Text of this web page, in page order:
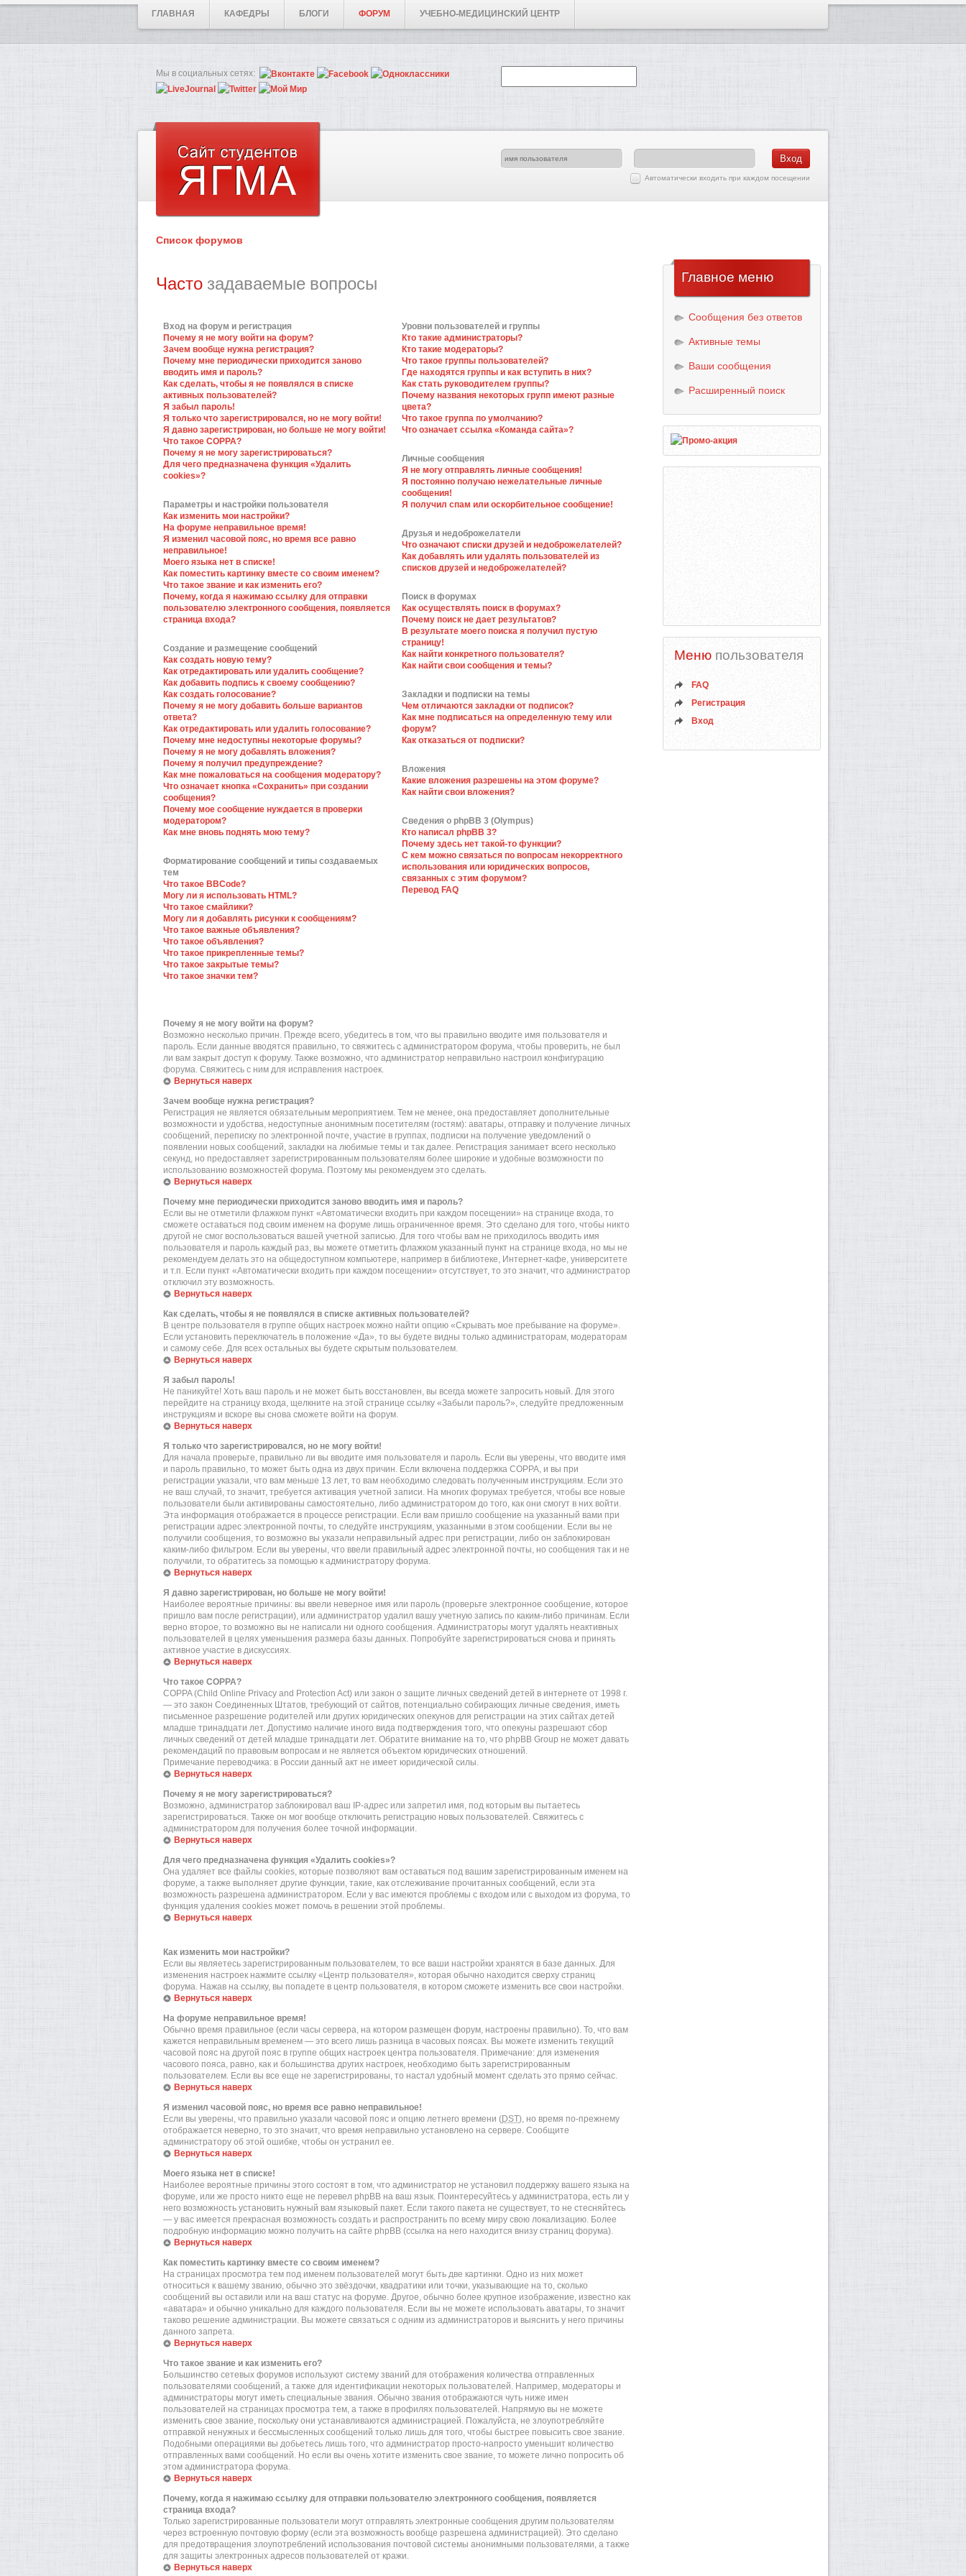
ГЛАВНАЯ КАФЕДРЫ БЛОГИ ФОРУМ УЧЕБНО-МЕДИЦИНСКИЙ ЦЕНТР
Мы в социальных сетях:
Автоматически входить при каждом посещении
Список форумов
Часто задаваемые вопросы
Вход на форум и регистрация
Почему я не могу войти на форум?
Зачем вообще нужна регистрация?
Почему мне периодически приходится заново
вводить имя и пароль?
Как сделать, чтобы я не появлялся в списке
активных пользователей?
Я забыл пароль!
Я только что зарегистрировался, но не могу войти!
Я давно зарегистрирован, но больше не могу войти!
Что такое COPPA?
Почему я не могу зарегистрироваться?
Для чего предназначена функция «Удалить
cookies»?
Параметры и настройки пользователя
Как изменить мои настройки?
На форуме неправильное время!
Я изменил часовой пояс, но время все равно
неправильное!
Моего языка нет в списке!
Как поместить картинку вместе со своим именем?
Что такое звание и как изменить его?
Почему, когда я нажимаю ссылку для отправки
пользователю электронного сообщения, появляется
страница входа?
Создание и размещение сообщений
Как создать новую тему?
Как отредактировать или удалить сообщение?
Как добавить подпись к своему сообщению?
Как создать голосование?
Почему я не могу добавить больше вариантов
ответа?
Как отредактировать или удалить голосование?
Почему мне недоступны некоторые форумы?
Почему я не могу добавлять вложения?
Почему я получил предупреждение?
Как мне пожаловаться на сообщения модератору?
Что означает кнопка «Сохранить» при создании
сообщения?
Почему мое сообщение нуждается в проверки
модератором?
Как мне вновь поднять мою тему?
Форматирование сообщений и типы создаваемых
тем
Что такое BBCode?
Могу ли я использовать HTML?
Что такое смайлики?
Могу ли я добавлять рисунки к сообщениям?
Что такое важные объявления?
Что такое объявления?
Что такое прикрепленные темы?
Что такое закрытые темы?
Что такое значки тем?
Уровни пользователей и группы
Кто такие администраторы?
Кто такие модераторы?
Что такое группы пользователей?
Где находятся группы и как вступить в них?
Как стать руководителем группы?
Почему названия некоторых групп имеют разные
цвета?
Что такое группа по умолчанию?
Что означает ссылка «Команда сайта»?
Личные сообщения
Я не могу отправлять личные сообщения!
Я постоянно получаю нежелательные личные
сообщения!
Я получил спам или оскорбительное сообщение!
Друзья и недоброжелатели
Что означают списки друзей и недоброжелателей?
Как добавлять или удалять пользователей из
списков друзей и недоброжелателей?
Поиск в форумах
Как осуществлять поиск в форумах?
Почему поиск не дает результатов?
В результате моего поиска я получил пустую
страницу!
Как найти конкретного пользователя?
Как найти свои сообщения и темы?
Закладки и подписки на темы
Чем отличаются закладки от подписок?
Как мне подписаться на определенную тему или
форум?
Как отказаться от подписки?
Вложения
Какие вложения разрешены на этом форуме?
Как найти свои вложения?
Сведения о phpBB 3 (Olympus)
Кто написал phpBB 3?
Почему здесь нет такой-то функции?
С кем можно связаться по вопросам некорректного
использования или юридических вопросов,
связанных с этим форумом?
Перевод FAQ
Почему я не могу войти на форум?
Возможно несколько причин. Прежде всего, убедитесь в том, что вы правильно вводите имя пользователя и
пароль. Если данные вводятся правильно, то свяжитесь с администратором форума, чтобы проверить, не был
ли вам закрыт доступ к форуму. Также возможно, что администратор неправильно настроил конфигурацию
форума. Свяжитесь с ним для исправления настроек.
Вернуться наверх
Зачем вообще нужна регистрация?
Регистрация не является обязательным мероприятием. Тем не менее, она предоставляет дополнительные
возможности и удобства, недоступные анонимным посетителям (гостям): аватары, отправку и получение личных
сообщений, переписку по электронной почте, участие в группах, подписки на получение уведомлений о
появлении новых сообщений, закладки на любимые темы и так далее. Регистрация занимает всего несколько
секунд, но предоставляет зарегистрированным пользователям более широкие и удобные возможности по
использованию возможностей форума. Поэтому мы рекомендуем это сделать.
Вернуться наверх
Почему мне периодически приходится заново вводить имя и пароль?
Если вы не отметили флажком пункт «Автоматически входить при каждом посещении» на странице входа, то
сможете оставаться под своим именем на форуме лишь ограниченное время. Это сделано для того, чтобы никто
другой не смог воспользоваться вашей учетной записью. Для того чтобы вам не приходилось вводить имя
пользователя и пароль каждый раз, вы можете отметить флажком указанный пункт на странице входа, но мы не
рекомендуем делать это на общедоступном компьютере, например в библиотеке, Интернет-кафе, университете
и т.п. Если пункт «Автоматически входить при каждом посещении» отсутствует, то это значит, что администратор
отключил эту возможность.
Вернуться наверх
Как сделать, чтобы я не появлялся в списке активных пользователей?
В центре пользователя в группе общих настроек можно найти опцию «Скрывать мое пребывание на форуме».
Если установить переключатель в положение «Да», то вы будете видны только администраторам, модераторам
и самому себе. Для всех остальных вы будете скрытым пользователем.
Вернуться наверх
Я забыл пароль!
Не паникуйте! Хоть ваш пароль и не может быть восстановлен, вы всегда можете запросить новый. Для этого
перейдите на страницу входа, щелкните на этой странице ссылку «Забыли пароль?», следуйте предложенным
инструкциям и вскоре вы снова сможете войти на форум.
Вернуться наверх
Я только что зарегистрировался, но не могу войти!
Для начала проверьте, правильно ли вы вводите имя пользователя и пароль. Если вы уверены, что вводите имя
и пароль правильно, то может быть одна из двух причин. Если включена поддержка COPPA, и вы при
регистрации указали, что вам меньше 13 лет, то вам необходимо следовать полученным инструкциям. Если это
не ваш случай, то значит, требуется активация учетной записи. На многих форумах требуется, чтобы все новые
пользователи были активированы самостоятельно, либо администратором до того, как они смогут в них войти.
Эта информация отображается в процессе регистрации. Если вам пришло сообщение на указанный вами при
регистрации адрес электронной почты, то следуйте инструкциям, указанными в этом сообщении. Если вы не
получили сообщения, то возможно вы указали неправильный адрес при регистрации, либо он заблокирован
каким-либо фильтром. Если вы уверены, что ввели правильный адрес электронной почты, но сообщения так и не
получили, то обратитесь за помощью к администратору форума.
Вернуться наверх
Я давно зарегистрирован, но больше не могу войти!
Наиболее вероятные причины: вы ввели неверное имя или пароль (проверьте электронное сообщение, которое
пришло вам после регистрации), или администратор удалил вашу учетную запись по каким-либо причинам. Если
верно второе, то возможно вы не написали ни одного сообщения. Администраторы могут удалять неактивных
пользователей в целях уменьшения размера базы данных. Попробуйте зарегистрироваться снова и принять
активное участие в дискуссиях.
Вернуться наверх
Что такое COPPA?
COPPA (Child Online Privacy and Protection Act) или закон о защите личных сведений детей в интернете от 1998 г.
— это закон Соединенных Штатов, требующий от сайтов, потенциально собирающих личные сведения, иметь
письменное разрешение родителей или других юридических опекунов для регистрации на этих сайтах детей
младше тринадцати лет. Допустимо наличие иного вида подтверждения того, что опекуны разрешают сбор
личных сведений от детей младше тринадцати лет. Обратите внимание на то, что phpBB Group не может давать
рекомендаций по правовым вопросам и не является объектом юридических отношений.
Примечание переводчика: в России данный акт не имеет юридической силы.
Вернуться наверх
Почему я не могу зарегистрироваться?
Возможно, администратор заблокировал ваш IP-адрес или запретил имя, под которым вы пытаетесь
зарегистрироваться. Также он мог вообще отключить регистрацию новых пользователей. Свяжитесь с
администратором для получения более точной информации.
Вернуться наверх
Для чего предназначена функция «Удалить cookies»?
Она удаляет все файлы cookies, которые позволяют вам оставаться под вашим зарегистрированным именем на
форуме, а также выполняет другие функции, такие, как отслеживание прочитанных сообщений, если эта
возможность разрешена администратором. Если у вас имеются проблемы с входом или с выходом из форума, то
функция удаления cookies может помочь в решении этой проблемы.
Вернуться наверх
Как изменить мои настройки?
Если вы являетесь зарегистрированным пользователем, то все ваши настройки хранятся в базе данных. Для
изменения настроек нажмите ссылку «Центр пользователя», которая обычно находится сверху страниц
форума. Нажав на ссылку, вы попадете в центр пользователя, в котором сможете изменить все свои настройки.
Вернуться наверх
На форуме неправильное время!
Обычно время правильное (если часы сервера, на котором размещен форум, настроены правильно). То, что вам
кажется неправильным временем — это всего лишь разница в часовых поясах. Вы можете изменить текущий
часовой пояс на другой пояс в группе общих настроек центра пользователя. Примечание: для изменения
часового пояса, равно, как и большинства других настроек, необходимо быть зарегистрированным
пользователем. Если вы все еще не зарегистрированы, то настал удобный момент сделать это прямо сейчас.
Вернуться наверх
Я изменил часовой пояс, но время все равно неправильное!
Если вы уверены, что правильно указали часовой пояс и опцию летнего времени (DST), но время по-прежнему
отображается неверно, то это значит, что время неправильно установлено на сервере. Сообщите
администратору об этой ошибке, чтобы он устранил ее.
Вернуться наверх
Моего языка нет в списке!
Наиболее вероятные причины этого состоят в том, что администратор не установил поддержку вашего языка на
форуме, или же просто никто еще не перевел phpBB на ваш язык. Поинтересуйтесь у администратора, есть ли у
него возможность установить нужный вам языковый пакет. Если такого пакета не существует, то не стесняйтесь
— у вас имеется прекрасная возможность создать и распространить по всему миру свою локализацию. Более
подробную информацию можно получить на сайте phpBB (ссылка на него находится внизу страниц форума).
Вернуться наверх
Как поместить картинку вместе со своим именем?
На страницах просмотра тем под именем пользователей могут быть две картинки. Одно из них может
относиться к вашему званию, обычно это звёздочки, квадратики или точки, указывающие на то, сколько
сообщений вы оставили или на ваш статус на форуме. Другое, обычно более крупное изображение, известно как
«аватара» и обычно уникально для каждого пользователя. Если вы не можете использовать аватары, то значит
таково решение администрации. Вы можете связаться с одним из администраторов и выяснить у него причины
данного запрета.
Вернуться наверх
Что такое звание и как изменить его?
Большинство сетевых форумов используют систему званий для отображения количества отправленных
пользователями сообщений, а также для идентификации некоторых пользователей. Например, модераторы и
администраторы могут иметь специальные звания. Обычно звания отображаются чуть ниже имен
пользователей на страницах просмотра тем, а также в профилях пользователей. Напрямую вы не можете
изменить свое звание, поскольку они устанавливаются администрацией. Пожалуйста, не злоупотребляйте
отправкой ненужных и бессмысленных сообщений только лишь для того, чтобы быстрее повысить свое звание.
Подобными операциями вы добьетесь лишь того, что администратор просто-напросто уменьшит количество
отправленных вами сообщений. Но если вы очень хотите изменить свое звание, то можете лично попросить об
этом администратора форума.
Вернуться наверх
Почему, когда я нажимаю ссылку для отправки пользователю электронного сообщения, появляется
страница входа?
Только зарегистрированные пользователи могут отправлять электронные сообщения другим пользователям
через встроенную почтовую форму (если эта возможность вообще разрешена администрацией). Это сделано
для предотвращения злоупотреблений использования почтовой системы анонимными пользователями, а также
для защиты электронных адресов пользователей от кражи.
Вернуться наверх
Главное меню
Сообщения без ответов
Активные темы
Ваши сообщения
Расширенный поиск
Меню пользователя
FAQ
Регистрация
Вход